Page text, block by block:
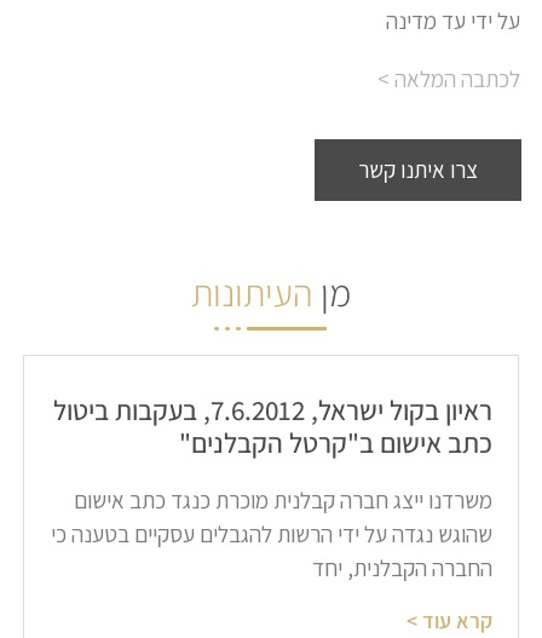
על ידי עד מדינה
לכתבה המלאה >
צרו איתנו קשר
מן העיתונות
ראיון בקול ישראל, 7.6.2012, בעקבות ביטול
כתב אישום ב"קרטל הקבלנים"
משרדנו ייצג חברה קבלנית מוכרת כנגד כתב אישום
שהוגש נגדה על ידי הרשות להגבלים עסקיים בטענה כי
החברה הקבלנית, יחד
קרא עוד >